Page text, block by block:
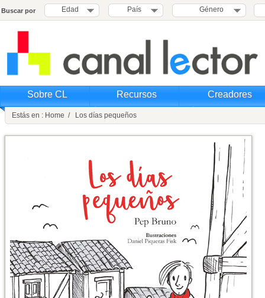
Buscar por Edad País Género
Sobre CL Recursos Creadores
Estás en : Home / Los días pequeños